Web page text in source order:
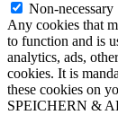
Non-necessary
Any cookies that
to function and is
analytics, ads,
cookies. It is
these cookies on
SPEICHERN &